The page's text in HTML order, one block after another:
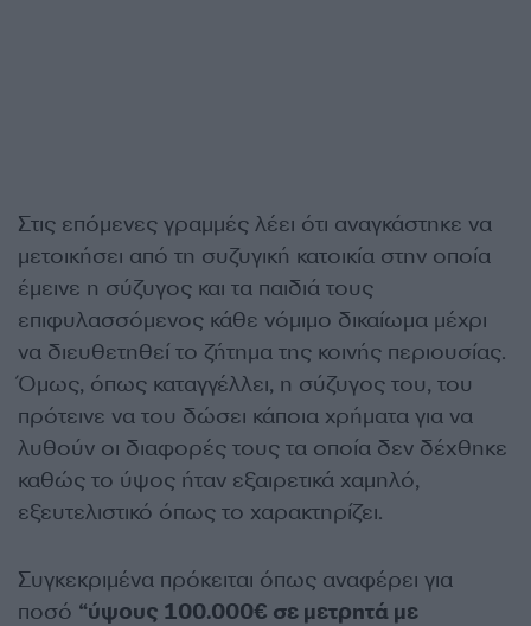
Στις επόμενες γραμμές λέει ότι αναγκάστηκε να
μετοικήσει από τη συζυγική κατοικία στην οποία
έμεινε η σύζυγος και τα παιδιά τους
επιφυλασσόμενος κάθε νόμιμο δικαίωμα μέχρι
να διευθετηθεί το ζήτημα της κοινής περιουσίας.
Όμως, όπως καταγγέλλει, η σύζυγος του, του
πρότεινε να του δώσει κάποια χρήματα για να
λυθούν οι διαφορές τους τα οποία δεν δέχθηκε
καθώς το ύψος ήταν εξαιρετικά χαμηλό,
εξευτελιστικό όπως το χαρακτηρίζει.
Συγκεκριμένα πρόκειται όπως αναφέρει για
ποσό “ύψους 100.000€ σε μετρητά με